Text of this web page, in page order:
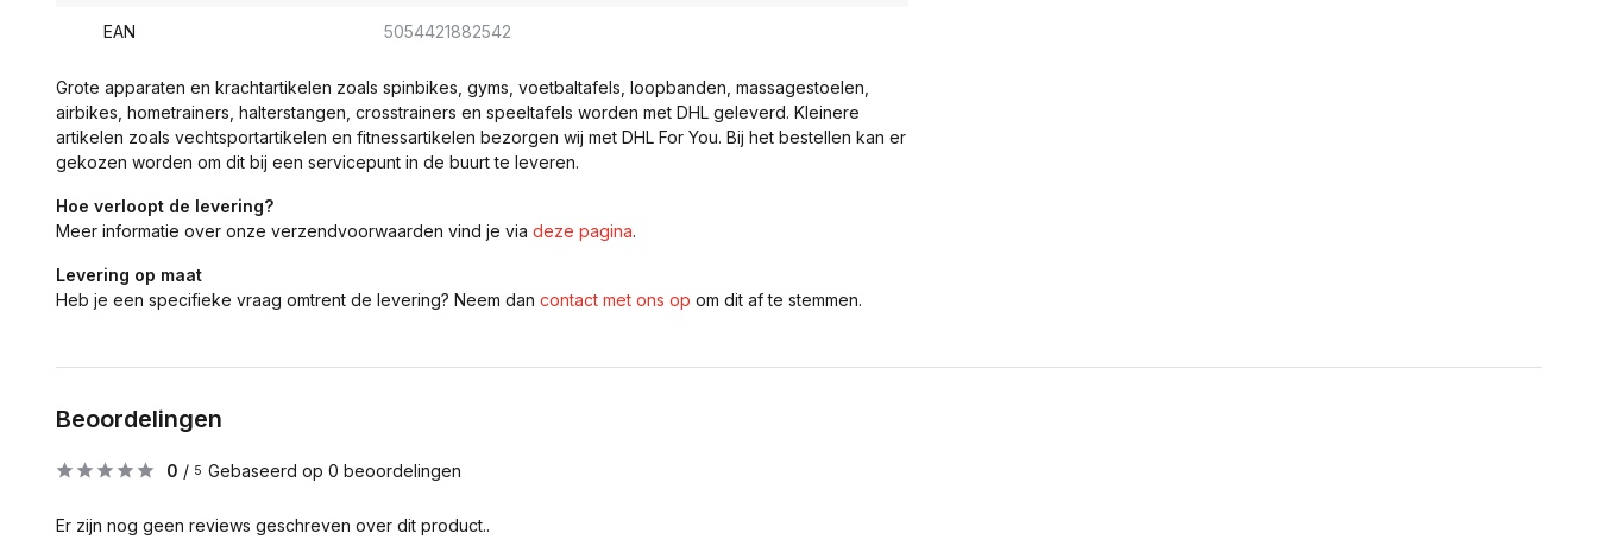
EAN 5054421882542
Grote apparaten en krachtartikelen zoals spinbikes, gyms, voetbaltafels, loopbanden, massagestoelen,
airbikes, hometrainers, halterstangen, crosstrainers en speeltafels worden met DHL geleverd. Kleinere
artikelen zoals vechtsportartikelen en fitnessartikelen bezorgen wij met DHL For You. Bij het bestellen kan er
gekozen worden om dit bij een servicepunt in de buurt te leveren.
Hoe verloopt de levering?
Meer informatie over onze verzendvoorwaarden vind je via deze pagina.
Levering op maat
Heb je een specifieke vraag omtrent de levering? Neem dan contact met ons op om dit af te stemmen.
Beoordelingen
0 / 5 Gebaseerd op 0 beoordelingen
Er zijn nog geen reviews geschreven over dit product..